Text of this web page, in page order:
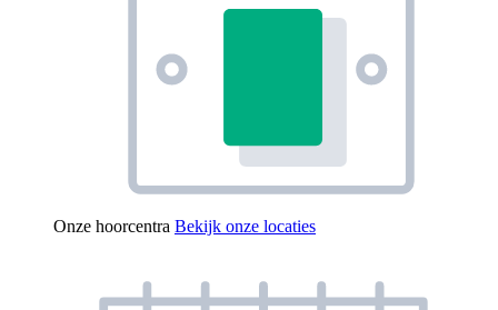
Onze hoorcentra Bekijk onze locaties